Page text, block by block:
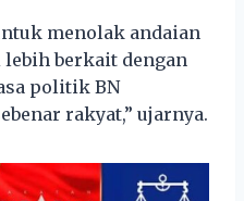
menolak andaian
lebih berkait dengan
politik BN
rakyat,” ujarnya.